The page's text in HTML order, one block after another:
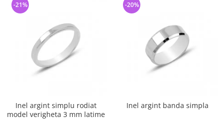
Inel argint simplu rodiat
model verigheta 3 mm latime
-21%
Inel argint banda simpla
-20%